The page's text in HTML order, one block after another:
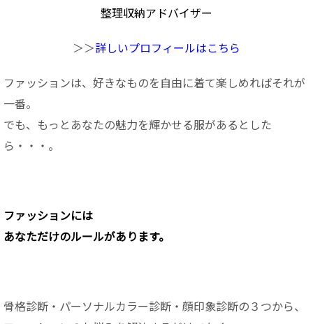
整理収納アドバイザー
＞＞詳しいプロフィールはこちら
ファッションは、好きなものを自由に着て楽しめればそれが
一番。
でも、もっとあなたの魅力を輝かせる服があるとした
ら・・・。
ファッションには
あなただけのルールがあります。
骨格診断・パーソナルカラー診断・顔印象診断の３つから、